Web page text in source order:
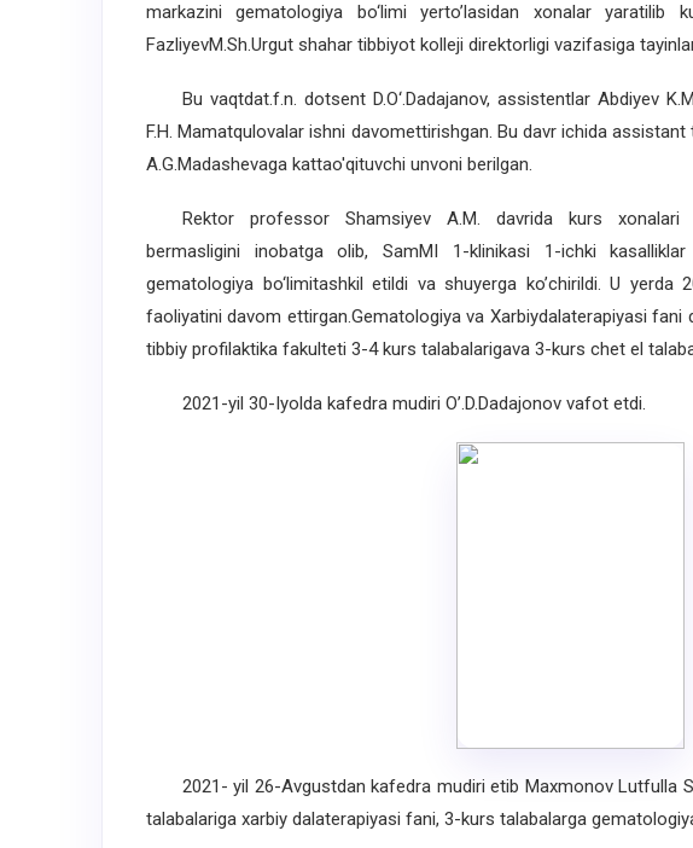
markazini gematologiya bo‘limi yerto’lasidan xonalar yaratilib
FazliyevM.Sh.Urgut shahar tibbiyot kolleji direktorligi vazifasiga
Bu vaqtdat.f.n. dotsent D.O‘.Dadajanov, assistentlar Abdiyev
F.H. Mamatqulovalar ishni davomettirishgan. Bu davr ichida
A.G.Madashevaga kattao'qituvchi unvoni berilgan.
Rektor professor Shamsiyev A.M. davrida kurs xonalari
bermasligini inobatga olib, SamMI 1-klinikasi 1-ichki
gematologiya bo‘limitashkil etildi va shuyerga ko’chirildi. U yerda
faoliyatini davom ettirgan.Gematologiya va Xarbiydalaterapiyasi fani
tibbiy profilaktika fakulteti 3-4 kurs talabalarigava 3-kurs chet el
2021-yil 30-Iyolda kafedra mudiri O’.D.Dadajonov vafot etdi.
2021- yil 26-Avgustdan kafedra mudiri etib Maxmonov Lutfulla
talabalariga xarbiy dalaterapiyasi fani, 3-kurs talabalarga